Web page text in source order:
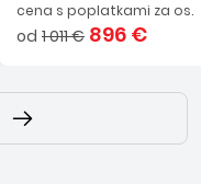
cena s poplatkami za os.
od 1 011 € 896 €